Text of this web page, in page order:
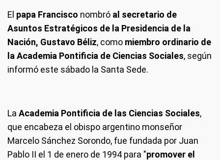
El papa Francisco nombró al secretario de
Asuntos Estratégicos de la Presidencia de la
Nación, Gustavo Béliz, como miembro ordinario de
la Academia Pontificia de Ciencias Sociales, según
informó este sábado la Santa Sede.
La Academia Pontificia de las Ciencias Sociales,
que encabeza el obispo argentino monseñor
Marcelo Sánchez Sorondo, fue fundada por Juan
Pablo II el 1 de enero de 1994 para "promover el